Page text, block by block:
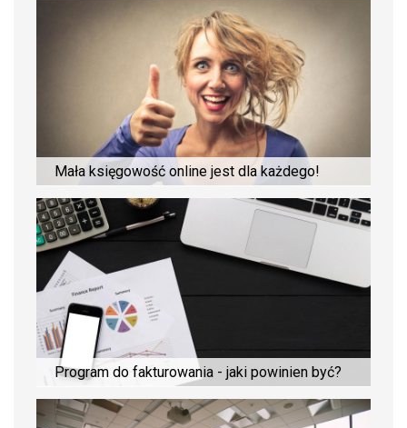
Mała księgowość online jest dla każdego!
Program do fakturowania - jaki powinien być?